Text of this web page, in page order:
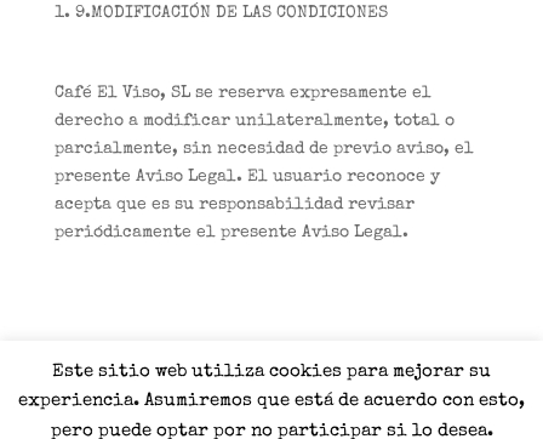
9.MODIFICACIÓN DE LAS CONDICIONES
Café El Viso, SL se reserva expresamente el
derecho a modificar unilateralmente, total o
parcialmente, sin necesidad de previo aviso, el
presente Aviso Legal. El usuario reconoce y
acepta que es su responsabilidad revisar
periódicamente el presente Aviso Legal.
Aviso legal - Politica de cookies Politica de
Este sitio web utiliza cookies para mejorar su
experiencia. Asumiremos que está de acuerdo con esto,
pero puede optar por no participar si lo desea.